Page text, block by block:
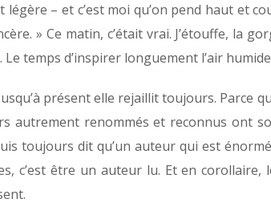
– et c’est moi qu’on pend haut et
» Ce matin, c’était vrai. J’étouffe, la
temps d’inspirer longuement l’air
présent elle rejaillit toujours. Parce
autrement renommés et reconnus ont
toujours dit qu’un auteur qui est
c’est être un auteur lu. Et en corollaire,